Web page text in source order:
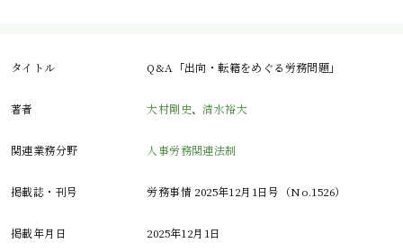
タイトル Q&A「出向・転籍をめぐる労務問題」
著者 大村剛史、清水裕大
関連業務分野 人事労務関連法制
掲載誌・刊号 労務事情 2025年12月1日号（No.1526）
掲載年月日 2025年12月1日